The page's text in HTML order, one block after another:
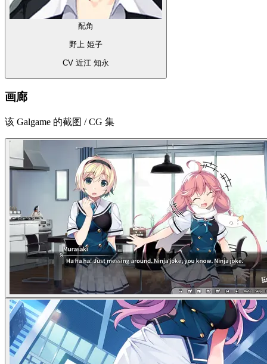
配角
野上 姫子
CV 近江 知永
画廊
该 Galgame 的截图 / CG 集